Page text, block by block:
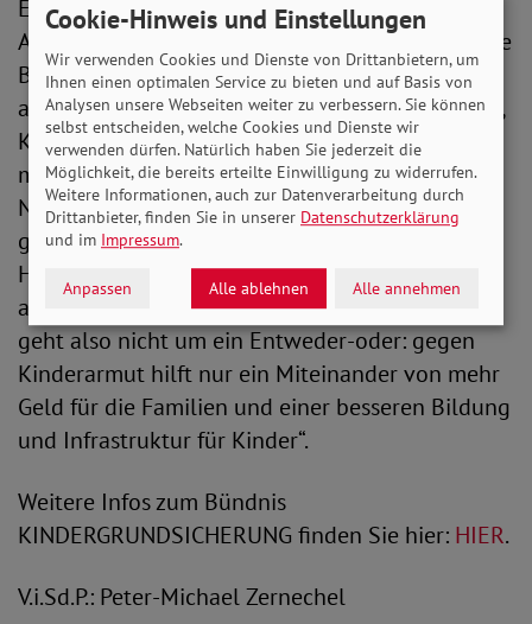
Engelmeier stellt klar: „Eine gute materielle
Absicherung ist die Grundvoraussetzung für gute
Bildung. Kinder brauchen daher heute schon
ausreichend finanzielle Unterstützung für Essen,
Kleidung und angemessenen Wohnraum. Denn
mit leerem Magen lässt es sich schlecht lernen.
Neben Bildung und Geld ist auch die
gesellschaftliche Teilhabe von Kindern wichtig.
Hierfür bedarf es guter Freizeitangebote und
auch gebührenfreier Kita- und Hortplätze. Es
geht also nicht um ein Entweder-oder: gegen
Kinderarmut hilft nur ein Miteinander von mehr
Geld für die Familien und einer besseren Bildung
und Infrastruktur für Kinder“.
Weitere Infos zum Bündnis
KINDERGRUNDSICHERUNG finden Sie hier: HIER.
V.i.Sd.P.: Peter-Michael Zernechel
Cookie-Hinweis und Einstellungen
Wir verwenden Cookies und Dienste von Drittanbietern, um
Ihnen einen optimalen Service zu bieten und auf Basis von
Analysen unsere Webseiten weiter zu verbessern. Sie können
selbst entscheiden, welche Cookies und Dienste wir
verwenden dürfen. Natürlich haben Sie jederzeit die
Möglichkeit, die bereits erteilte Einwilligung zu widerrufen.
Weitere Informationen, auch zur Datenverarbeitung durch
Drittanbieter, finden Sie in unserer Datenschutzerklärung
und im Impressum.
Anpassen Alle ablehnen Alle annehmen